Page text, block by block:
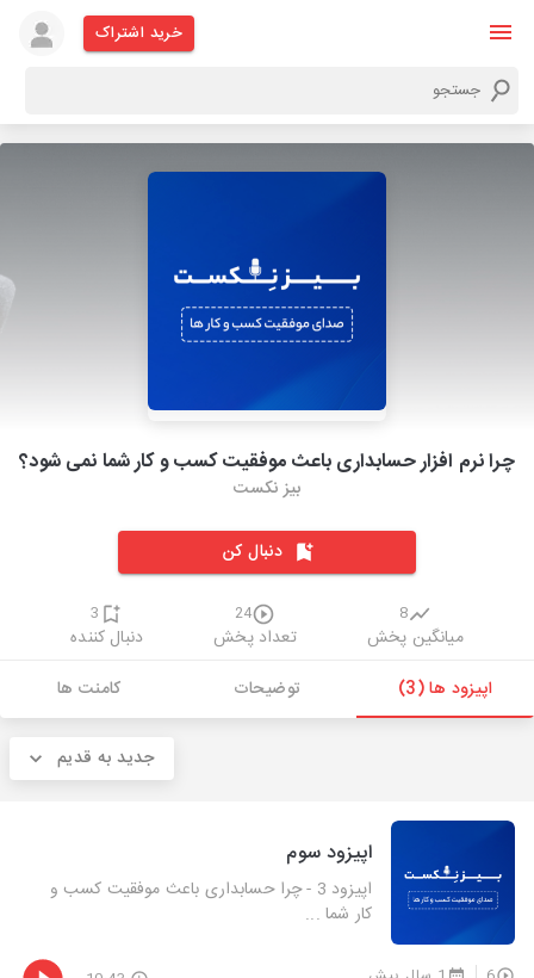
خرید اشتراک
چرا نرم افزار حسابداری باعث موفقیت کسب و کار شما نمی شود؟
بیز نکست
دنبال کن
8
میانگین پخش
24
تعداد پخش
3
دنبال کننده
اپیزود ها (3)
توضیحات کامنت ها
جدید به قدیم
اپیزود سوم
اپیزود 3 - چرا حسابداری باعث موفقیت کسب و
کار شما ...